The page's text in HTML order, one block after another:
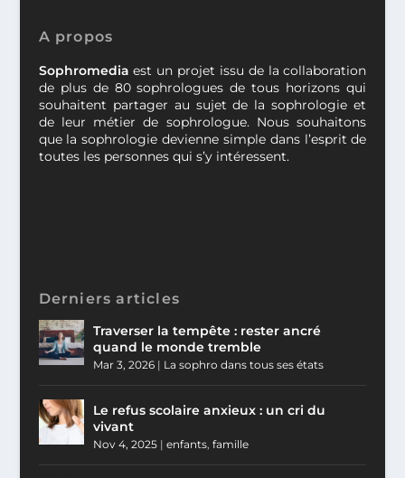
A propos
Sophromedia est un projet issu de la collaboration
de plus de 80 sophrologues de tous horizons qui
souhaitent partager au sujet de la sophrologie et
de leur métier de sophrologue. Nous souhaitons
que la sophrologie devienne simple dans l’esprit de
toutes les personnes qui s’y intéressent.
Derniers articles
Traverser la tempête : rester ancré
quand le monde tremble
Mar 3, 2026| La sophro dans tous ses états
Le refus scolaire anxieux : un cri du
vivant
Nov 4, 2025| enfants, famille